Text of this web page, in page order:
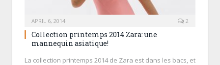
APRIL 6, 2014 2
Collection printemps 2014 Zara: une
mannequin asiatique!
La collection printemps 2014 de Zara est dans les bacs, et